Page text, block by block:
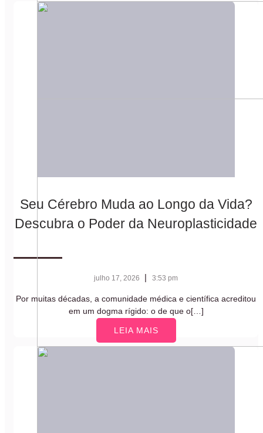
Seu Cérebro Muda ao Longo da Vida?
Descubra o Poder da Neuroplasticidade
julho 17, 2026 | 3:53 pm
Por muitas décadas, a comunidade médica e científica acreditou
em um dogma rígido: o de que o[…]
LEIA MAIS